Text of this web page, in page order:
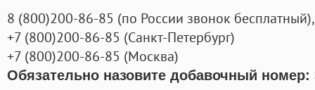
8 (800)200-86-85 (по России звонок бесплатный),
+7 (800)200-86-85 (Санкт-Петербург)
+7 (800)200-86-85 (Москва)
Обязательно назовите добавочный номер: